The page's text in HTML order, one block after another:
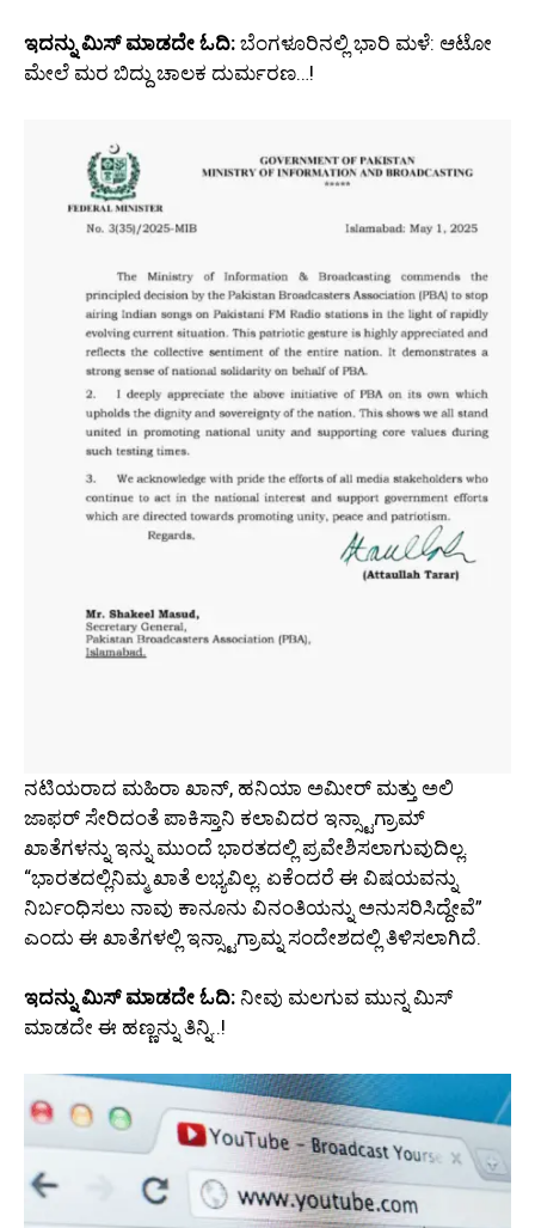
ಇದನ್ನು ಮಿಸ್‌ ಮಾಡದೇ ಓದಿ: ಬೆಂಗಳೂರಿನಲ್ಲಿ ಭಾರಿ ಮಳೆ: ಆಟೋ
ಮೇಲೆ ಮರ ಬಿದ್ದು ಚಾಲಕ ದುರ್ಮರಣ…!
ನಟಿಯರಾದ ಮಹಿರಾ ಖಾನ್, ಹನಿಯಾ ಅಮೀರ್ ಮತ್ತು ಅಲಿ
ಜಾಫರ್ ಸೇರಿದಂತೆ ಪಾಕಿಸ್ತಾನಿ ಕಲಾವಿದರ ಇನ್ಸ್ಟಾಗ್ರಾಮ್
ಖಾತೆಗಳನ್ನು ಇನ್ನು ಮುಂದೆ ಭಾರತದಲ್ಲಿ ಪ್ರವೇಶಿಸಲಾಗುವುದಿಲ್ಲ.
“ಭಾರತದಲ್ಲಿನಿಮ್ಮ ಖಾತೆ ಲಭ್ಯವಿಲ್ಲ. ಏಕೆಂದರೆ ಈ ವಿಷಯವನ್ನು
ನಿರ್ಬಂಧಿಸಲು ನಾವು ಕಾನೂನು ವಿನಂತಿಯನ್ನು ಅನುಸರಿಸಿದ್ದೇವೆ”
ಎಂದು ಈ ಖಾತೆಗಳಲ್ಲಿ ಇನ್ಸ್ಟಾಗ್ರಾಮ್ನ ಸಂದೇಶದಲ್ಲಿ ತಿಳಿಸಲಾಗಿದೆ.
ಇದನ್ನು ಮಿಸ್‌ ಮಾಡದೇ ಓದಿ: ನೀವು ಮಲಗುವ ಮುನ್ನ ಮಿಸ್‌
ಮಾಡದೇ ಈ ಹಣ್ಣನ್ನು ತಿನ್ನಿ..!